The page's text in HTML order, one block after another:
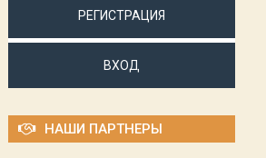
РЕГИСТРАЦИЯ
ВХОД
НАШИ ПАРТНЕРЫ